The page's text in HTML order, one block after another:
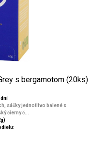
s bergamotom (20ks)
dní
sáčky jednotlivo balené s
čierny č...